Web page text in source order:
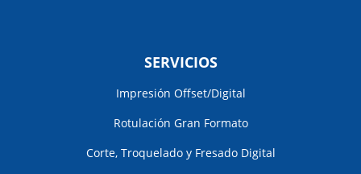
SERVICIOS
Impresión Offset/Digital
Rotulación Gran Formato
Corte, Troquelado y Fresado Digital